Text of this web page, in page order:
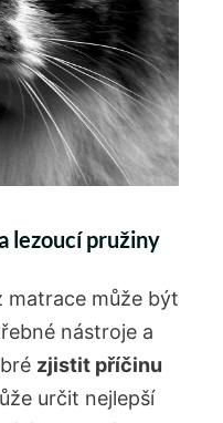
lezoucí pružiny
matrace může být
nástroje a
zjistit‌ příčinu
určit nejlepší